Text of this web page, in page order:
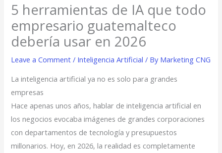
5 herramientas de IA que todo
empresario guatemalteco
debería usar en 2026
Leave a Comment / Inteligencia Artificial / By Marketing CNG
La inteligencia artificial ya no es solo para grandes
empresas
Hace apenas unos años, hablar de inteligencia artificial en
los negocios evocaba imágenes de grandes corporaciones
con departamentos de tecnología y presupuestos
millonarios. Hoy, en 2026, la realidad es completamente